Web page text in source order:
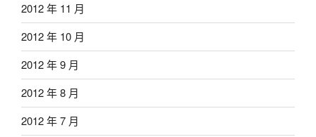
2012 年 11 月
2012 年 10 月
2012 年 9 月
2012 年 8 月
2012 年 7 月